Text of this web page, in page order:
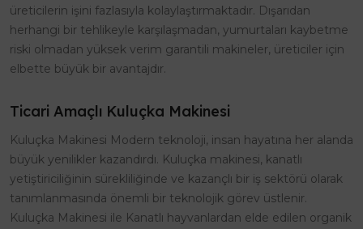
üreticilerin işini fazlasıyla kolaylaştırmaktadır. Dışarıdan
herhangi bir tehlikeyle karşılaşmadan, yumurtaları kaybetme
riski olmadan yüksek verim garantili makineler, üreticiler için
elbette büyük bir avantajdır.
Ticari Amaçlı Kuluçka Makinesi
Kuluçka Makinesi Modern teknoloji, insan hayatına her alanda
büyük yenilikler kazandırdı. Kuluçka makinesi, kanatlı
yetiştiriciliğinin sürekliliğinde ve kazançlı bir iş sektörü olarak
tanımlanmasında önemli bir teknolojik görev üstlenir.
Kuluçka Makinesi ile Kanatlı hayvanlardan elde edilen organik